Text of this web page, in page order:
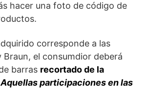
hacer una foto de código de
corresponde a las
Braun, el consumdior deberá
barras recortado de la
Aquellas participaciones en las